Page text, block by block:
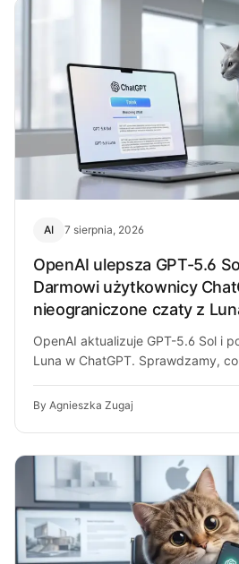
AI 7 sierpnia, 2026
OpenAI ulepsza GPT-5.6
Darmowi użytkownicy
nieograniczone czaty z
OpenAI aktualizuje GPT-5.6 Sol i
Luna w ChatGPT. Sprawdzamy,
By Agnieszka Zugaj